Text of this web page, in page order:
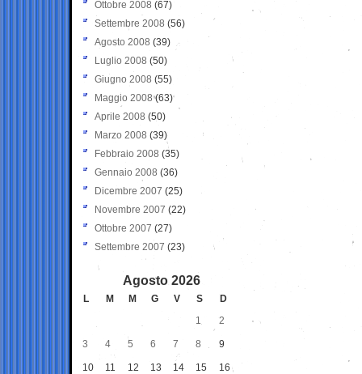
Ottobre 2008 (67)
Settembre 2008 (56)
Agosto 2008 (39)
Luglio 2008 (50)
Giugno 2008 (55)
Maggio 2008(63)
Aprile 2008 (50)
Marzo 2008 (39)
Febbraio 2008 (35)
Gennaio 2008 (36)
Dicembre 2007 (25)
Novembre 2007 (22)
Ottobre 2007 (27)
Settembre 2007 (23)
Agosto 2026
L M M G V S
D
1
2
3 4 5 6 7 8 9
10 11 12 13 14 15 16